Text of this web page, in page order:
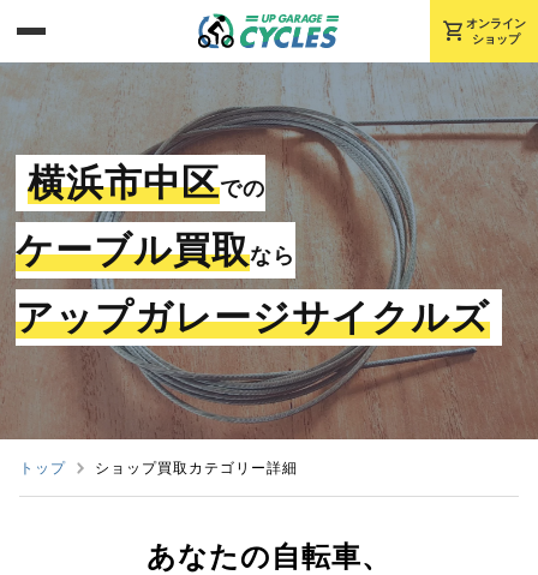
shopping_cart オンライン
ショップ
横浜市中区での
ケーブル買取なら
アップガレージサイクルズ
トップ ショップ買取カテゴリー詳細
あなたの自転車、